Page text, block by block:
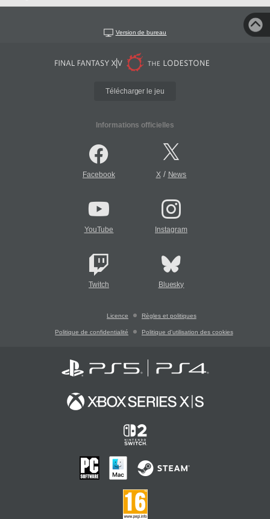
Version de bureau
Télécharger le jeu
Informations officielles
Facebook X/ News
YouTube Instagram
Twitch Bluesky
Licence Règles et politiques
Politique de confidentialité Politique d'utilisation des cookies